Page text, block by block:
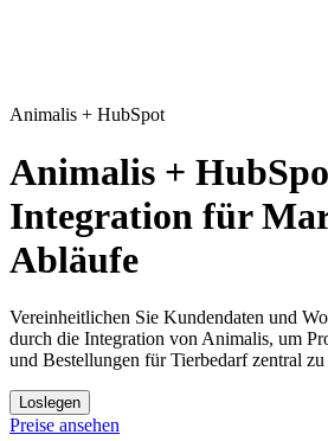
Animalis + HubSpot
Animalis +
Integration für
Abläufe
Vereinheitlichen Sie Kundendaten und
durch die Integration von Animalis, um
und Bestellungen für Tierbedarf zentral
Loslegen
Preise ansehen